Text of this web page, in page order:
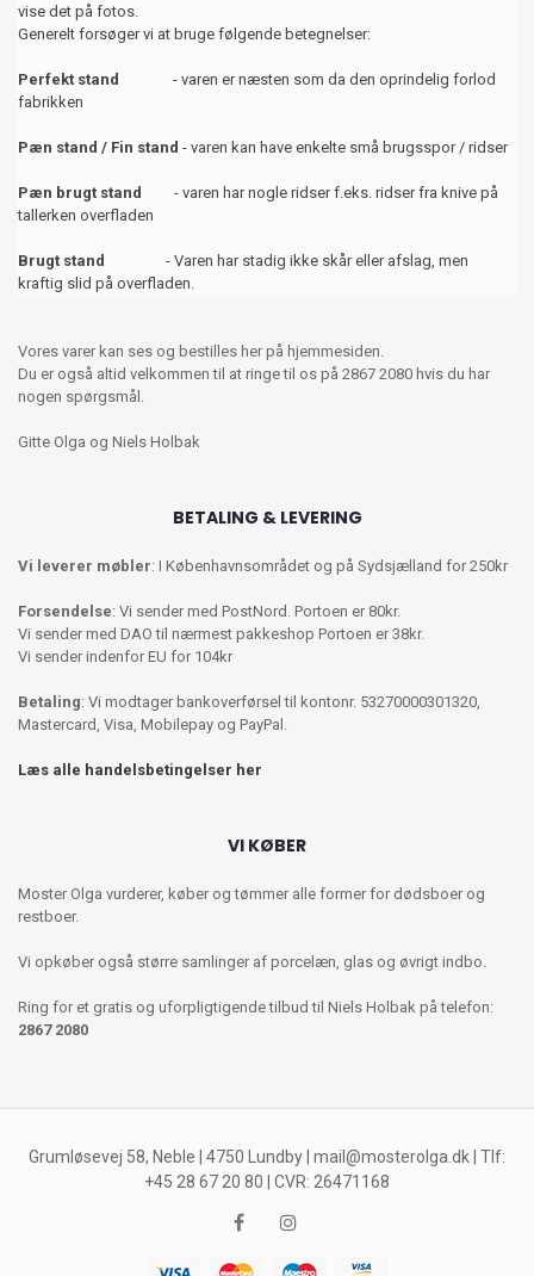
vise det på fotos.
Generelt forsøger vi at bruge følgende betegnelser:
Perfekt stand - varen er næsten som da den oprindelig forlod
fabrikken
Pæn stand / Fin stand - varen kan have enkelte små brugsspor / ridser
Pæn brugt stand
- varen har nogle ridser f.eks. ridser fra knive på
tallerken overfladen
Brugt stand
- Varen har stadig ikke skår eller afslag, men
kraftig slid på overfladen.
Vores varer kan ses og bestilles her på hjemmesiden.
Du er også altid velkommen til at ringe til os på 2867 2080 hvis du har
nogen spørgsmål.
Gitte Olga og Niels Holbak
BETALING & LEVERING
Vi leverer møbler: I Københavnsområdet og på Sydsjælland for 250kr
Forsendelse: Vi sender med PostNord. Portoen er 80kr.
Vi sender med DAO til nærmest pakkeshop Portoen er 38kr.
Vi sender indenfor EU for 104kr
Betaling: Vi modtager bankoverførsel til kontonr. 53270000301320,
Mastercard, Visa, Mobilepay og PayPal.
Læs alle handelsbetingelser her
VI KØBER
Moster Olga vurderer, køber og tømmer alle former for dødsboer og
restboer.
Vi opkøber også større samlinger af porcelæn, glas og øvrigt indbo.
Ring for et gratis og uforpligtigende tilbud til Niels Holbak på telefon:
2867 2080
Grumløsevej 58, Neble | 4750 Lundby | mail@mosterolga.dk | Tlf:
+45 28 67 20 80 | CVR: 26471168